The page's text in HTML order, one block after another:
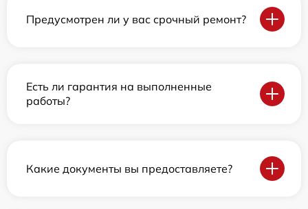
Предусмотрен ли у вас срочный ремонт?
Есть ли гарантия на выполненные
работы?
Какие документы вы предоставляете?